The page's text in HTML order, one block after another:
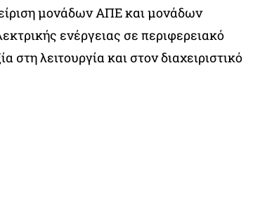
μονάδων ΑΠΕ και μονάδων
ενέργειας σε περιφερειακό
στη λειτουργία και στον διαχειριστικό